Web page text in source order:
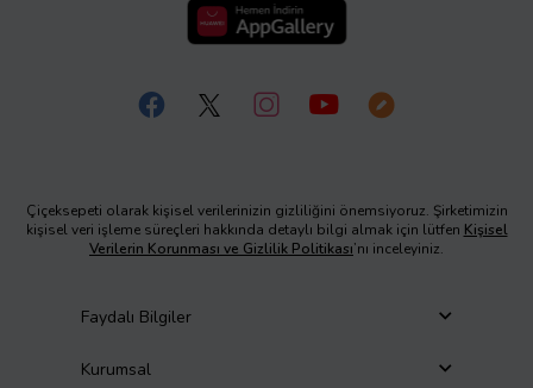
Çiçeksepeti olarak kişisel verilerinizin gizliliğini önemsiyoruz. Şirketimizin
kişisel veri işleme süreçleri hakkında detaylı bilgi almak için lütfen Kişisel
Verilerin Korunması ve Gizlilik Politikası’nı inceleyiniz.
Faydalı Bilgiler
Kurumsal